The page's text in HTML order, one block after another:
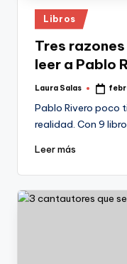
Publicado
en
Libros
Tres
leer a Pablo
Publicado
Laura Salas
Pablo Rivero poco
realidad. Con 9
Leer más